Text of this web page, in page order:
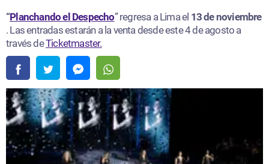
“Planchando el Despecho” regresa a Lima el 13 de noviembre
. Las entradas estarán a la venta desde este 4 de agosto a
través deTicketmaster.